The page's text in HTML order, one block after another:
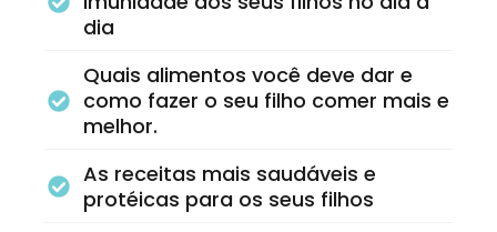
dia
Quais alimentos você deve dar e
como fazer o seu filho comer mais e
melhor.
As receitas mais saudáveis e
protéicas para os seus filhos